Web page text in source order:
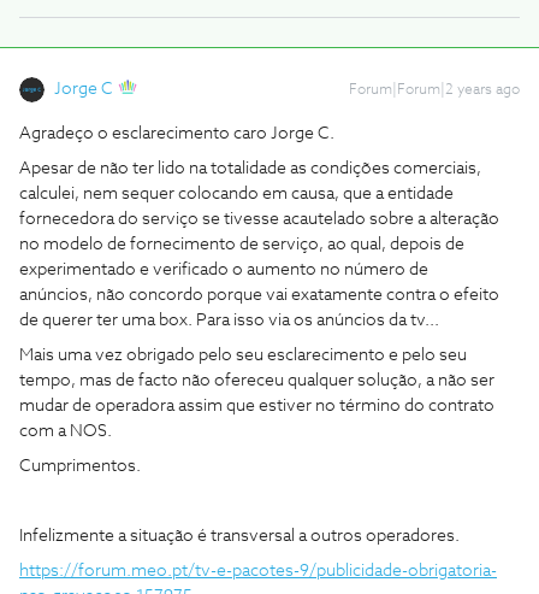
Jorge C Forum|Forum|2 years ago
Agradeço o esclarecimento caro Jorge C.
Apesar de não ter lido na totalidade as condições comerciais,
calculei, nem sequer colocando em causa, que a entidade
fornecedora do serviço se tivesse acautelado sobre a alteração
no modelo de fornecimento de serviço, ao qual, depois de
experimentado e verificado o aumento no número de
anúncios, não concordo porque vai exatamente contra o efeito
de querer ter uma box. Para isso via os anúncios da tv...
Mais uma vez obrigado pelo seu esclarecimento e pelo seu
tempo, mas de facto não ofereceu qualquer solução, a não ser
mudar de operadora assim que estiver no término do contrato
com a NOS.
Cumprimentos.
Infelizmente a situação é transversal a outros operadores.
https://forum.meo.pt/tv-e-pacotes-9/publicidade-obrigatoria-